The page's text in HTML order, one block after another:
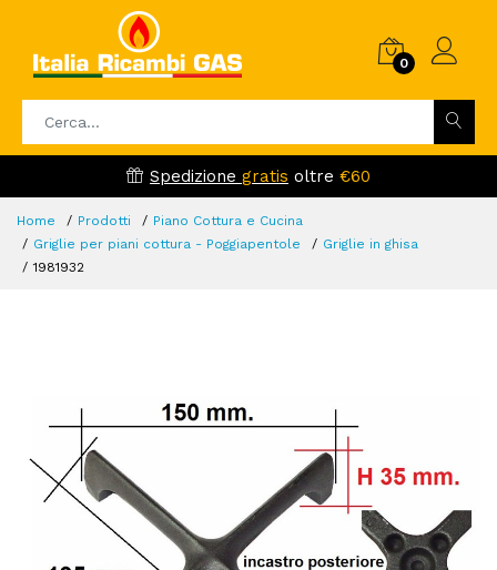
0
Spedizione gratis oltre €60
Home Prodotti
Piano Cottura e Cucina
Griglie per piani cottura - Poggiapentole
Griglie in ghisa
1981932